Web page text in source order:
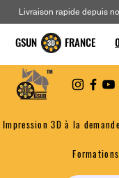
Impression 3D à la demande
Livraison rapide depuis
GSUN FRANCE